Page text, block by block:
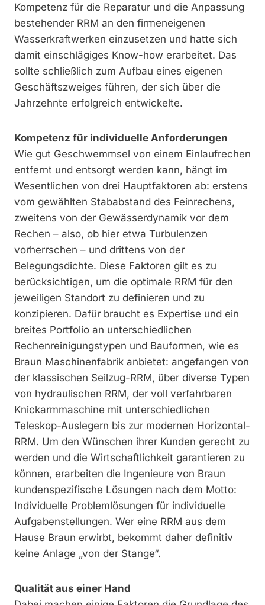
Kompetenz für die Reparatur und die Anpassung
bestehender RRM an den firmeneigenen
Wasserkraftwerken einzusetzen und hatte sich
damit einschlägiges Know-how erarbeitet. Das
sollte schließlich zum Aufbau eines eigenen
Geschäftszweiges führen, der sich über die
Jahrzehnte erfolgreich entwickelte.
Kompetenz für individuelle Anforderungen
Wie gut Geschwemmsel von einem Einlaufrechen
entfernt und entsorgt werden kann, hängt im
Wesentlichen von drei Hauptfaktoren ab: erstens
vom gewählten Stababstand des Feinrechens,
zweitens von der Gewässerdynamik vor dem
Rechen – also, ob hier etwa Turbulenzen
vorherrschen – und drittens von der
Belegungsdichte. Diese Faktoren gilt es zu
berücksichtigen, um die optimale RRM für den
jeweiligen Standort zu definieren und zu
konzipieren. Dafür braucht es Expertise und ein
breites Portfolio an unterschiedlichen
Rechenreinigungstypen und Bauformen, wie es
Braun Maschinenfabrik anbietet: angefangen von
der klassischen Seilzug-RRM, über diverse Typen
von hydraulischen RRM, der voll verfahrbaren
Knickarmmaschine mit unterschiedlichen
Teleskop-Auslegern bis zur modernen Horizontal-
RRM. Um den Wünschen ihrer Kunden gerecht zu
werden und die Wirtschaftlichkeit garantieren zu
können, erarbeiten die Ingenieure von Braun
kundenspezifische Lösungen nach dem Motto:
Individuelle Problemlösungen für individuelle
Aufgabenstellungen. Wer eine RRM aus dem
Hause Braun erwirbt, bekommt daher definitiv
keine Anlage „von der Stange“.
Qualität aus einer Hand